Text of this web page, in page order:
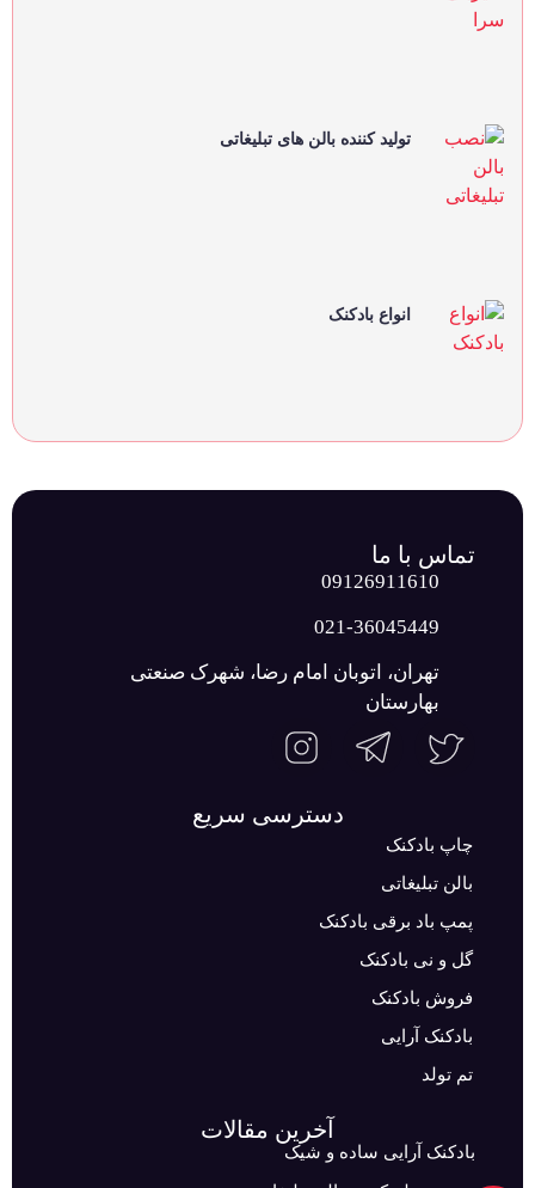
تولید کننده بالن های تبلیغاتی
انواع بادکنک
تماس با ما
09126911610
021-36045449
تهران، اتوبان امام رضا، شهرک صنعتی
بهارستان
دسترسی سریع
چاپ بادکنک
بالن تبلیغاتی
پمپ باد برقی بادکنک
گل و نی بادکنک
فروش بادکنک
بادکنک آرایی
تم تولد
آخرین مقالات
بادکنک آرایی ساده و شیک